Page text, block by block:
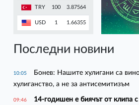
TRY 100 3.87564
USD 1 1.66355
Последни новини
10:05
Бонев: Нашите хулигани са
хулиганство, а не за антисемитизъм
09:46
14-годишен е биячът от клипа